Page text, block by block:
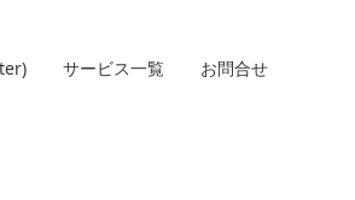
サービス一覧 お問合せ